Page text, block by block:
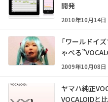
開発
2010年10月14
「ワールドイ
ゃべる
2009年10月08
ヤマハ純正
VOCALOIDと